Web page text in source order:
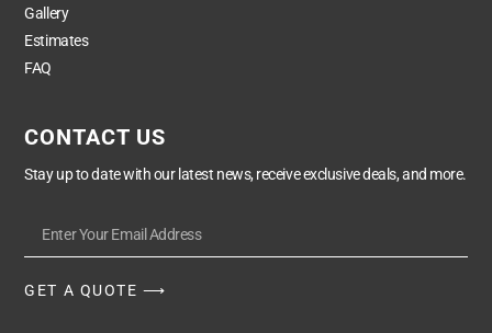
Gallery
Estimates
FAQ
CONTACT US
Stay up to date with our latest news, receive exclusive deals, and more.
GET A QUOTE ⟶